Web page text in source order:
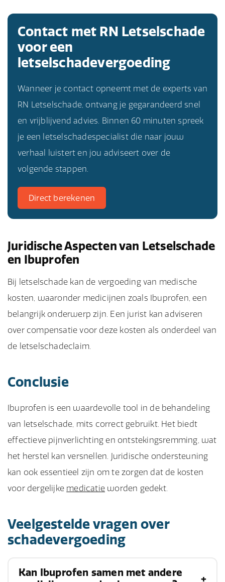
Contact met RN Letselschade
voor een
letselschadevergoeding
Wanneer je contact opneemt met de experts van
RN Letselschade, ontvang je gegarandeerd snel
en vrijblijvend advies. Binnen 60 minuten spreek
je een letselschadespecialist die naar jouw
verhaal luistert en jou adviseert over de
volgende stappen.
Direct berekenen
Juridische Aspecten van Letselschade
en Ibuprofen
Bij letselschade kan de vergoeding van medische
kosten, waaronder medicijnen zoals Ibuprofen, een
belangrijk onderwerp zijn. Een jurist kan adviseren
over compensatie voor deze kosten als onderdeel van
de letselschadeclaim.
Conclusie
Ibuprofen is een waardevolle tool in de behandeling
van letselschade, mits correct gebruikt. Het biedt
effectieve pijnverlichting en ontstekingsremming, wat
het herstel kan versnellen. Juridische ondersteuning
kan ook essentieel zijn om te zorgen dat de kosten
voor dergelijke medicatie worden gedekt.
Veelgestelde vragen over
schadevergoeding
Kan Ibuprofen samen met andere